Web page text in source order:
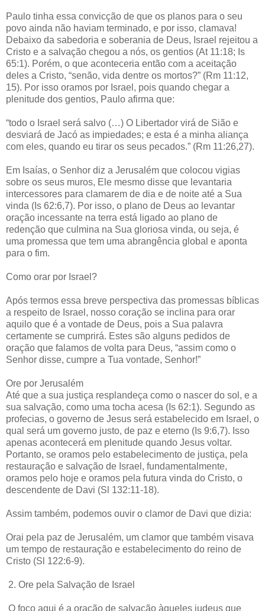
Paulo tinha essa convicção de que os planos para o seu
povo ainda não haviam terminado, e por isso, clamava!
Debaixo da sabedoria e soberania de Deus, Israel rejeitou a
Cristo e a salvação chegou a nós, os gentios (At 11:18; Is
65:1). Porém, o que aconteceria então com a aceitação
deles a Cristo, “senão, vida dentre os mortos?” (Rm 11:12,
15). Por isso oramos por Israel, pois quando chegar a
plenitude dos gentios, Paulo afirma que:
“todo o Israel será salvo (…) O Libertador virá de Sião e
desviará de Jacó as impiedades; e esta é a minha aliança
com eles, quando eu tirar os seus pecados.” (Rm 11:26,27).
Em Isaías, o Senhor diz a Jerusalém que colocou vigias
sobre os seus muros, Ele mesmo disse que levantaria
intercessores para clamarem de dia e de noite até a Sua
vinda (Is 62:6,7). Por isso, o plano de Deus ao levantar
oração incessante na terra está ligado ao plano de
redenção que culmina na Sua gloriosa vinda, ou seja, é
uma promessa que tem uma abrangência global e aponta
para o fim.
Como orar por Israel?
Após termos essa breve perspectiva das promessas bíblicas
a respeito de Israel, nosso coração se inclina para orar
aquilo que é a vontade de Deus, pois a Sua palavra
certamente se cumprirá. Estes são alguns pedidos de
oração que falamos de volta para Deus, “assim como o
Senhor disse, cumpre a Tua vontade, Senhor!”
Ore por Jerusalém
Até que a sua justiça resplandeça como o nascer do sol, e a
sua salvação, como uma tocha acesa (Is 62:1). Segundo as
profecias, o governo de Jesus será estabelecido em Israel, o
qual será um governo justo, de paz e eterno (Is 9:6,7). Isso
apenas acontecerá em plenitude quando Jesus voltar.
Portanto, se oramos pelo estabelecimento de justiça, pela
restauração e salvação de Israel, fundamentalmente,
oramos pelo hoje e oramos pela futura vinda do Cristo, o
descendente de Davi (Sl 132:11-18).
Assim também, podemos ouvir o clamor de Davi que dizia:
Orai pela paz de Jerusalém, um clamor que também visava
um tempo de restauração e estabelecimento do reino de
Cristo (Sl 122:6-9).
2. Ore pela Salvação de Israel
O foco aqui é a oração de salvação àqueles judeus que